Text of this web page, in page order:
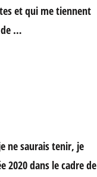
et qui me tiennent
de …
ne saurais tenir, je
2020 dans le cadre de